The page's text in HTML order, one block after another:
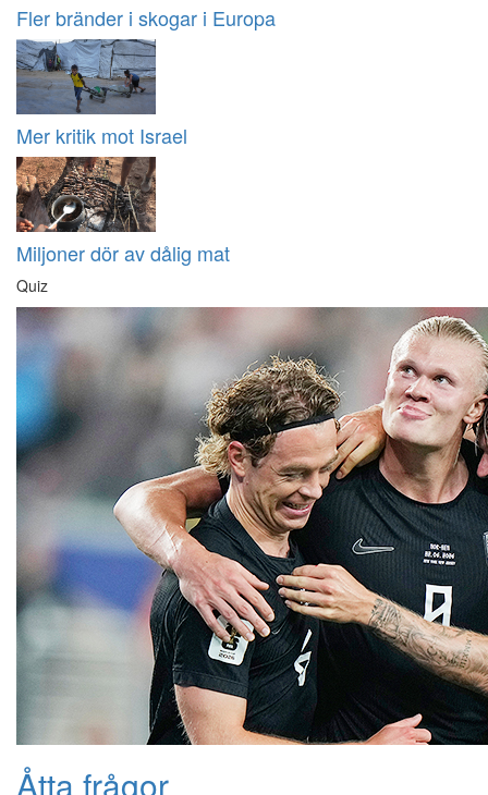
Fler bränder i skogar i Europa
Mer kritik mot Israel
Miljoner dör av dålig mat
Quiz
Åtta frågor